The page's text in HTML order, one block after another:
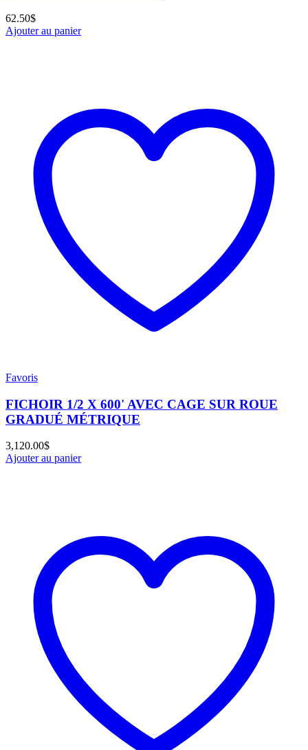
62.50$
Ajouter au panier
Favoris
FICHOIR 1/2 X 600' AVEC CAGE SUR ROUE
GRADUÉ MÉTRIQUE
3,120.00$
Ajouter au panier